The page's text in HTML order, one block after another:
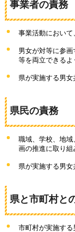
事業者の責務
事業活動において
男女が対等に参
等を両立できるよ
県が実施する男女
県民の責務
職域、学校、地
画の推進に取り組
県が実施する男女
県と市町村と
市町村が実施す